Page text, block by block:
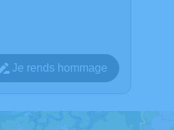
Je rends hommage